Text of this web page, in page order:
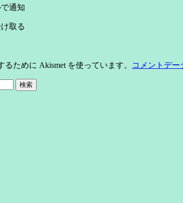
通知
取る
ために Akismet を使っています。 コメントデ